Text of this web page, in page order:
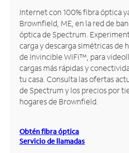
Inglés
Administrar
cuenta
Encuentra
una
tienda
Internet con 100% fibra óptica
Brownfield, ME, en la red de
óptica de Spectrum.
carga y descarga simétricas de
de Invincible WiFi™, para
cargas más rápidas y
tu casa. Consulta las ofertas
de Spectrum y los precios por
hogares de Brownfield.
Obtén fibra óptica
Servicio de llamadas